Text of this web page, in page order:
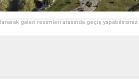
galeri resimleri arasında geçiş yapabilirsiniz.